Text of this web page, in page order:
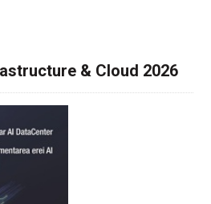
& Cloud 2026